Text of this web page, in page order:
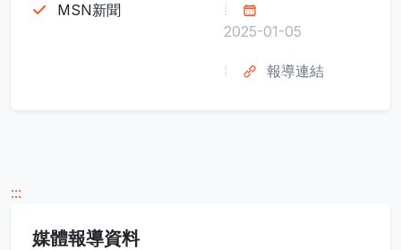
MSN新聞
2025-01-05
報導連結
:::
媒體報導資料